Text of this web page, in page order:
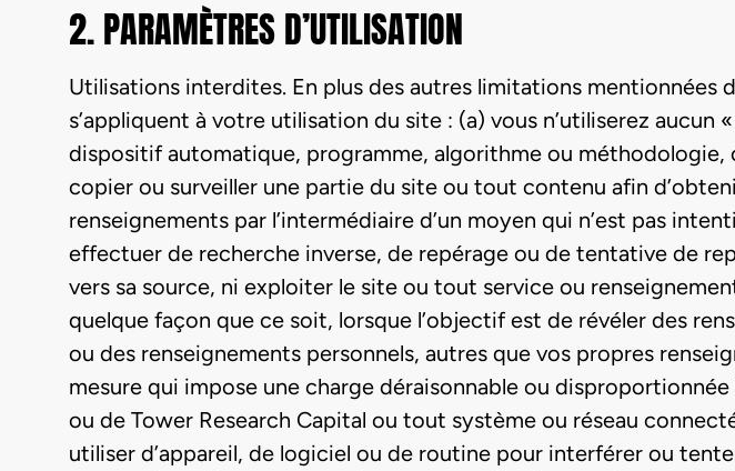
2. PARAMÈTRES D’UTILISATION
Utilisations interdites. En plus des autres limitations mentionnées
s’appliquent à votre utilisation du site : (a) vous n’utiliserez
dispositif automatique, programme, algorithme ou
copier ou surveiller une partie du site ou tout contenu afin
renseignements par l’intermédiaire d’un moyen qui n’est pas
effectuer de recherche inverse, de repérage ou de tentative de
vers sa source, ni exploiter le site ou tout service ou
quelque façon que ce soit, lorsque l’objectif est de révéler des
ou des renseignements personnels, autres que vos propres
mesure qui impose une charge déraisonnable ou
ou de Tower Research Capital ou tout système ou réseau
utiliser d’appareil, de logiciel ou de routine pour interférer ou